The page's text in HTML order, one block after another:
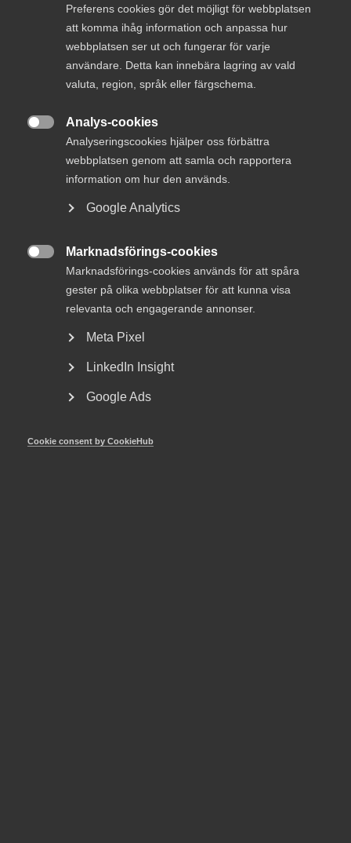
In English
offentlig upphandling ett utbrett
problem
Nya siffror från Innovationsföretagen visar att
upphandlingar uppgår till ett värde av 7 miljarder kronor.
Detta upplägg skapar stora problem för transparens och
rättssäkerhet. Innovationsföretagen efterlyser skärpta
regler samt ökad insyn för att garantera en rättvis och
Ladda ner rapporten
Preferens cookies gör det möjligt för webbplatsen
att komma ihåg information och anpassa hur
webbplatsen ser ut och fungerar för varje
användare. Detta kan innebära lagring av vald
valuta, region, språk eller färgschema.
Analys-cookies
Analyseringscookies hjälper oss förbättra
webbplatsen genom att samla och rapportera
information om hur den används.
Google Analytics
Marknadsförings-cookies
Marknadsförings-cookies används för att spåra
gester på olika webbplatser för att kunna visa
relevanta och engagerande annonser.
Meta Pixel
LinkedIn Insight
Google Ads
Cookie consent by CookieHub